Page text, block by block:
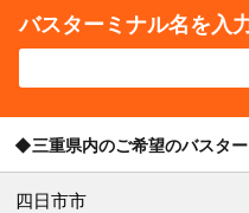
バスターミナル名を入
◆三重県内のご希望のバスタ
四日市市